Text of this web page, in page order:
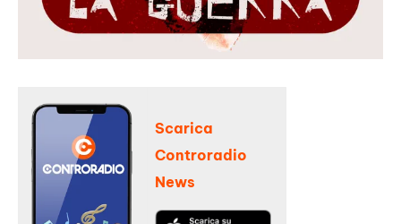
Scarica
Controradio
News